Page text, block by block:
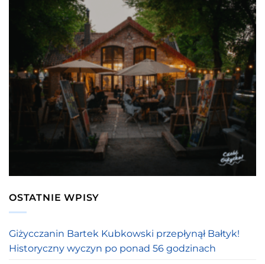
OSTATNIE WPISY
Giżycczanin Bartek Kubkowski przepłynął Bałtyk!
Historyczny wyczyn po ponad 56 godzinach